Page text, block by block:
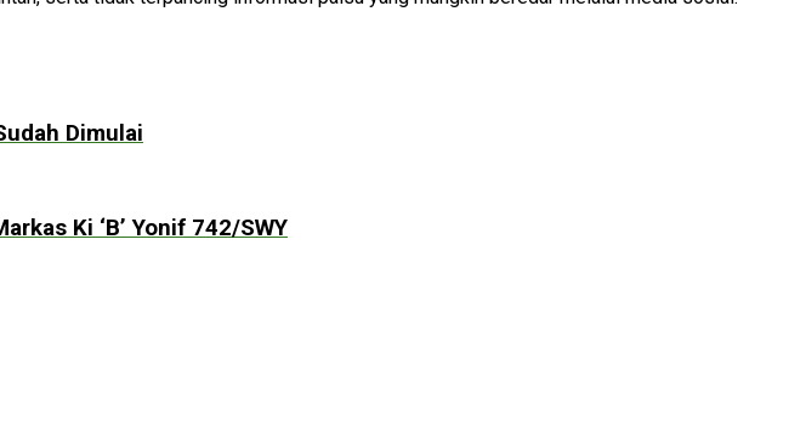
Dimulai
Ki ‘B’ Yonif 742/SWY